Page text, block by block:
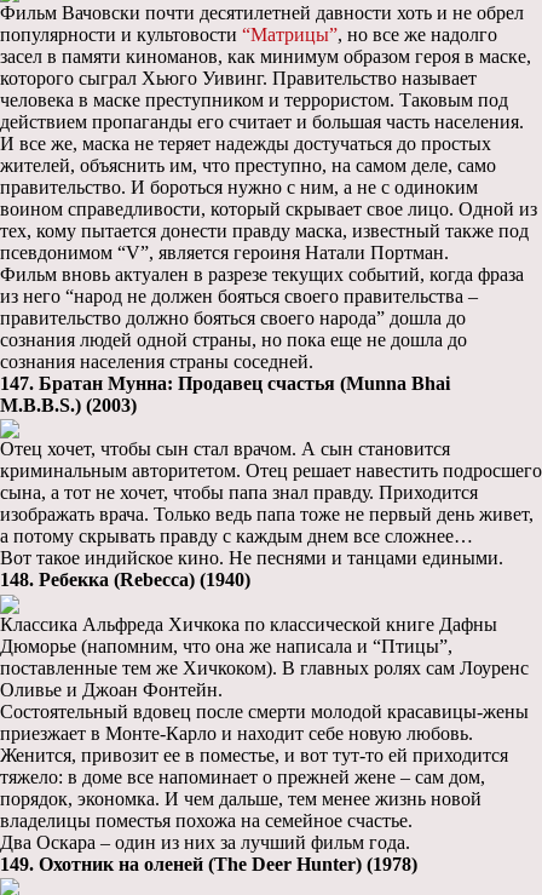
Фильм Вачовски почти десятилетней давности хоть и не обрел
популярности и культовости “Матрицы”, но все же надолго
засел в памяти киноманов, как минимум образом героя в маске,
которого сыграл Хьюго Уивинг. Правительство называет
человека в маске преступником и террористом. Таковым под
действием пропаганды его считает и большая часть населения.
И все же, маска не теряет надежды достучаться до простых
жителей, объяснить им, что преступно, на самом деле, само
правительство. И бороться нужно с ним, а не с одиноким
воином справедливости, который скрывает свое лицо. Одной из
тех, кому пытается донести правду маска, известный также под
псевдонимом “V”, является героиня Натали Портман.
Фильм вновь актуален в разрезе текущих событий, когда фраза
из него “народ не должен бояться своего правительства –
правительство должно бояться своего народа” дошла до
сознания людей одной страны, но пока еще не дошла до
сознания населения страны соседней.
147. Братан Мунна: Продавец счастья (Munna Bhai
M.B.B.S.) (2003)
Отец хочет, чтобы сын стал врачом. А сын становится
криминальным авторитетом. Отец решает навестить подросшего
сына, а тот не хочет, чтобы папа знал правду. Приходится
изображать врача. Только ведь папа тоже не первый день живет,
а потому скрывать правду с каждым днем все сложнее…
Вот такое индийское кино. Не песнями и танцами едиными.
148. Ребекка (Rebecca) (1940)
Классика Альфреда Хичкока по классической книге Дафны
Дюморье (напомним, что она же написала и “Птицы”,
поставленные тем же Хичкоком). В главных ролях сам Лоуренс
Оливье и Джоан Фонтейн.
Состоятельный вдовец после смерти молодой красавицы-жены
приезжает в Монте-Карло и находит себе новую любовь.
Женится, привозит ее в поместье, и вот тут-то ей приходится
тяжело: в доме все напоминает о прежней жене – сам дом,
порядок, экономка. И чем дальше, тем менее жизнь новой
владелицы поместья похожа на семейное счастье.
Два Оскара – один из них за лучший фильм года.
149. Охотник на оленей (The Deer Hunter) (1978)